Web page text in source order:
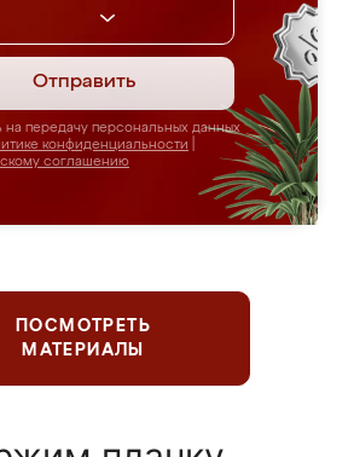
Отправить
передачу персональных данных
конфиденциальности
соглашению
ПОСМОТРЕТЬ
МАТЕРИАЛЫ